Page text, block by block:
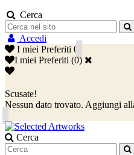
Cerca
Accedi
I miei Preferiti 0
I miei Preferiti (0)
Scusate!
Nessun dato trovato. Aggiungi
Cerca